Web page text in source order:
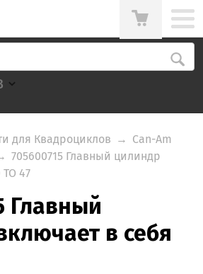
для Квадроциклов → Can-Am
705600715 Главный цилиндр
47
Главный
в себя